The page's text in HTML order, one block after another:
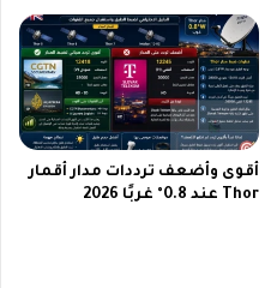
أقوى وأضعف ترددات مدار أقمار
Thor عند 0.8° غربًا 2026